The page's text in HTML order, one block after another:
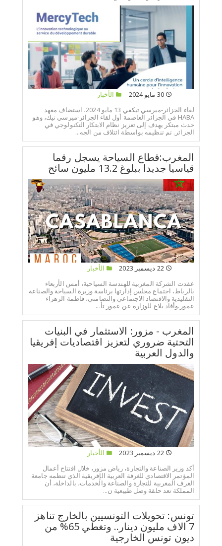
30 مايو 2024
الأخبار
لقاء الجزائر-ميرسي تيكفي 13 مايو 2024، استضاف معهد
HABA في الجزائر العاصمة أول لقاء الجزائر-ميرسي تيك، وهو
حدث مبتكر يهدف إلى تعزيز نظام الابتكار التكنولوجي في
الجزائر. تم تنظيمه بواسطة ائتلاف من الجه...
المغرب:قطاع السياحة يسجل رقما
قياسيا جديدا ببلوغ 13.2 مليون سائح
22 ديسمبر 2023
الأخبار
عقدت الشركة المغربية للهندسة السياحية، أمس الأربعاء
بالرباط، اجتماع مجلس إدارتها برئاسة وزيرة السياحة والصناعة
التقليدية والاقتصاد الاجتماعي والتضامني، فاطمة الزهراء
عمور.وأفاد بلاغ للوزارة عن عمور تأ...
المغرب - مزور: الاستثمار في البنيات
التحتية ضروري لتعزيز اقتصاديات إفريقيا
والدول العربية
22 ديسمبر 2023
الأخبار
أكد وزير الصناعة والتجارة، رياض مزور، خلال افتتاح أعمال
المؤتمر الاقتصادي للغرفة العربية الإفريقية الذي تنظمه جامعة
الغرف المغربية للتجارة والصناعة والخدمات، بالداخلة، أن
المملكة تعد حلقة وصل طبيعية ن...
تونس: تحويلات التونسيين بالخارج تناهز
7 الاف مليون دينار.. وتغطي 65% من
ديون تونس الخارجية